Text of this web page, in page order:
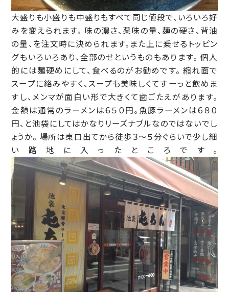
大盛りも小盛りも中盛りもすべて同じ値段で、いろいろ好
みを変えられます。 味の濃さ、薬味の量、麺の硬さ、背油
の量、を注文時に決められます。また上に乗せるトッピン
グもいろいろあり、全部のせというものもあります。 個人
的には麺硬めにして、食べるのがお勧めです。 縮れ面で
スープに絡みやすく、スープも美味しくてすーっと飲めま
すし、メンマが面白い形で大きくて歯ごたえがあります。
金額は通常のラーメンは６５０円。魚豚ラーメンは６８０
円、と池袋にしてはかなりリーズナブルなのではないでし
ょうか。 場所は東口出てから徒歩３～５分ぐらいで少し細
い路地に入ったところです。